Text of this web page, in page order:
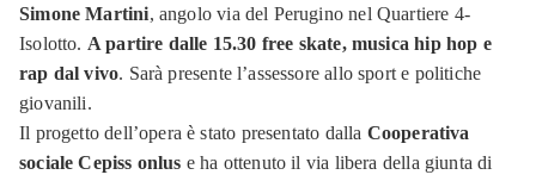
Simone Martini, angolo via del Perugino nel Quartiere 4-
Isolotto. A partire dalle 15.30 free skate, musica hip hop e
rap dal vivo. Sarà presente l’assessore allo sport e politiche
giovanili.
Il progetto dell’opera è stato presentato dalla Cooperativa
sociale Cepiss onlus e ha ottenuto il via libera della giunta di